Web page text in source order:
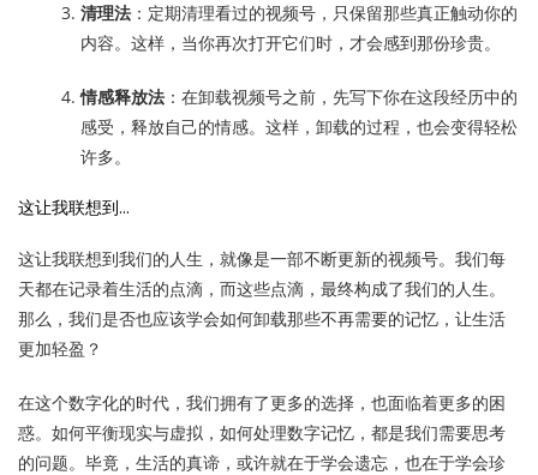
清理法 ：定期清理看过的视频号，只保留那些真正触动你的
内容。这样，当你再次打开它们时，才会感到那份珍贵。
情感释放法 ：在卸载视频号之前，先写下你在这段经历中的
感受，释放自己的情感。这样，卸载的过程，也会变得轻松
许多。
这让我联想到…
这让我联想到我们的人生，就像是一部不断更新的视频号。我们每
天都在记录着生活的点滴，而这些点滴，最终构成了我们的人生。
那么，我们是否也应该学会如何卸载那些不再需要的记忆，让生活
更加轻盈？
在这个数字化的时代，我们拥有了更多的选择，也面临着更多的困
惑。如何平衡现实与虚拟，如何处理数字记忆，都是我们需要思考
的问题。毕竟，生活的真谛，或许就在于学会遗忘，也在于学会珍